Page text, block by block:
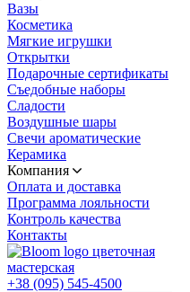
Вазы
Косметика
Мягкие игрушки
Открытки
Подарочные сертификаты
Съедобные наборы
Сладости
Воздушные шары
Свечи ароматические
Керамика
Компания
Оплата и доставка
Программа лояльности
Контроль качества
Контакты
цветочная
мастерская
+38 (095) 545-4500